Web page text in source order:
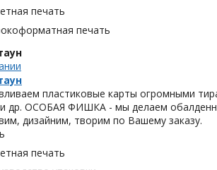
печать
печать
пластиковые карты огромными
др. ОСОБАЯ ФИШКА - мы делаем
дизайним, творим по Вашему заказу.
печать